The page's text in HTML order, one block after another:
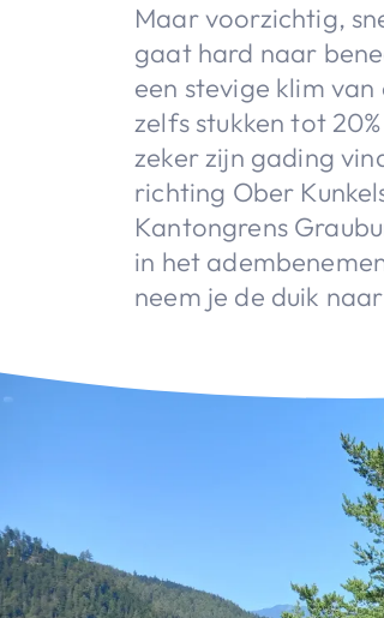
Maar voorzichtig,
gaat hard naar
een stevige klim
zelfs stukken tot
zeker zijn gading
richting Ober
Kantongrens
in het
neem je de duik